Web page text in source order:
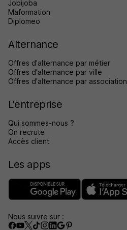
Jobijoba
Maformation
Diplomeo
Alternance
Offres d'alternance par métier
Offres d'alternance par ville
Offres d'alternance par association
L'entreprise
Qui sommes-nous ?
On recrute
Accès client
Les apps
Nous suivre sur :